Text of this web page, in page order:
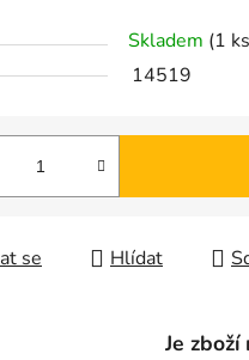
Skladem (1
14519
se Hlídat
Je